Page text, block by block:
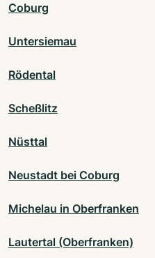
Coburg
Untersiemau
Rödental
Scheßlitz
Nüsttal
Neustadt bei Coburg
Michelau in Oberfranken
Lautertal (Oberfranken)